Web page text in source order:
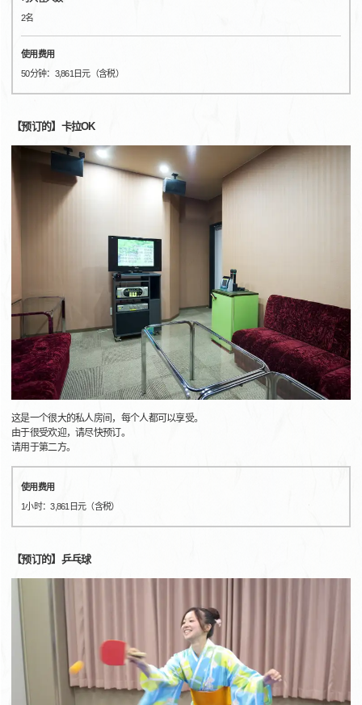
2名
使用费用
50分钟：3,861日元（含税）
【预订的】卡拉OK
这是一个很大的私人房间，每个人都可以享受。
由于很受欢迎，请尽快预订。
请用于第二方。
使用费用
1小时：3,861日元（含税）
【预订的】乒乓球